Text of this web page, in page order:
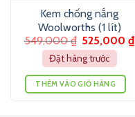
Kem chống nắng
Woolworths (1 lít)
549,000₫ 525,000₫
Đặt hàng trước
THÊM VÀO GIỎ HÀNG